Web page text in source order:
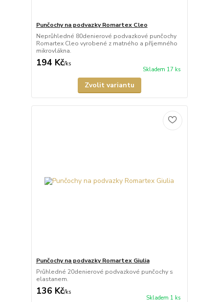
Punčochy na podvazky Romartex Cleo
Neprůhledné 80denierové podvazkové punčochy
Romartex Cleo vyrobené z matného a příjemného
mikrovlákna.
194 Kč/ks
Skladem 17 ks
Zvolit variantu
Punčochy na podvazky Romartex Giulia
Průhledné 20denierové podvazkové punčochy s
elastanem.
136 Kč/ks
Skladem 1 ks